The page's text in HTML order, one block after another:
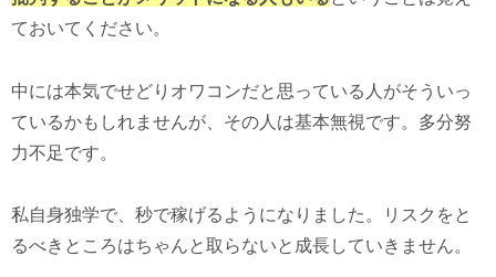
ておいてください。
中には本気でせどりオワコンだと思っている人がそういっ
ているかもしれませんが、その人は基本無視です。多分努
力不足です。
私自身独学で、秒で稼げるようになりました。リスクをと
るべきところはちゃんと取らないと成長していきません。